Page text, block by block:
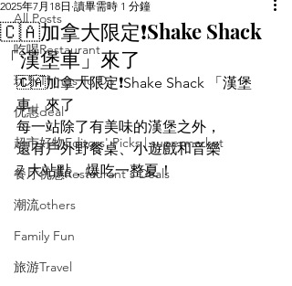
All Posts
吃喝Restaurant
玩乐Things To Do
优惠deal
超市好物Editors' Picks | supermarket
餐厅优惠Restaurant's Deals
潮流others
Family Fun
旅游Travel
🇨🇦加拿大限定❗️Shake Shack
「漢堡車」來了
2025年7月18日 讀畢需時 1 分鐘
🇨🇦加拿大限定❗️Shake Shack 「漢堡
車」來了
每一站除了有美味的漢堡之外，
還有戶外野餐桌、小遊戲和音樂
7 大站點，爆吃一整夏！